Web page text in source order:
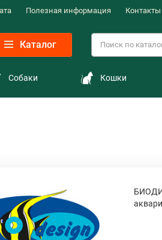
Полезная информация Контакты
Каталог
Собаки Кошки